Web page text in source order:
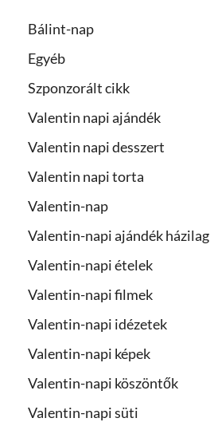
Bálint-nap
Egyéb
Szponzorált cikk
Valentin napi ajándék
Valentin napi desszert
Valentin napi torta
Valentin-nap
Valentin-napi ajándék házilag
Valentin-napi ételek
Valentin-napi filmek
Valentin-napi idézetek
Valentin-napi képek
Valentin-napi köszöntők
Valentin-napi süti